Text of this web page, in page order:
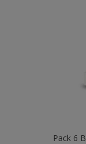
Pack 6